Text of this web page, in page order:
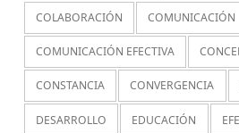
COLABORACIÓN COMUNICACIÓN
COMUNICACIÓN EFECTIVA
CONSTANCIA CONVERGENCIA
DESARROLLO EDUCACIÓN